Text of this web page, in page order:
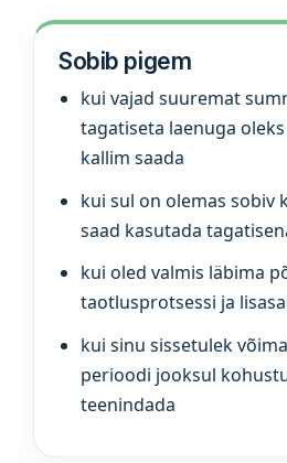
Sobib pigem
kui vajad suuremat
tagatiseta laenuga
kallim saada
kui sul on olemas sobiv
saad kasutada
kui oled valmis läbima
taotlusprotsessi ja
kui sinu sissetulek
perioodi jooksul
teenindada